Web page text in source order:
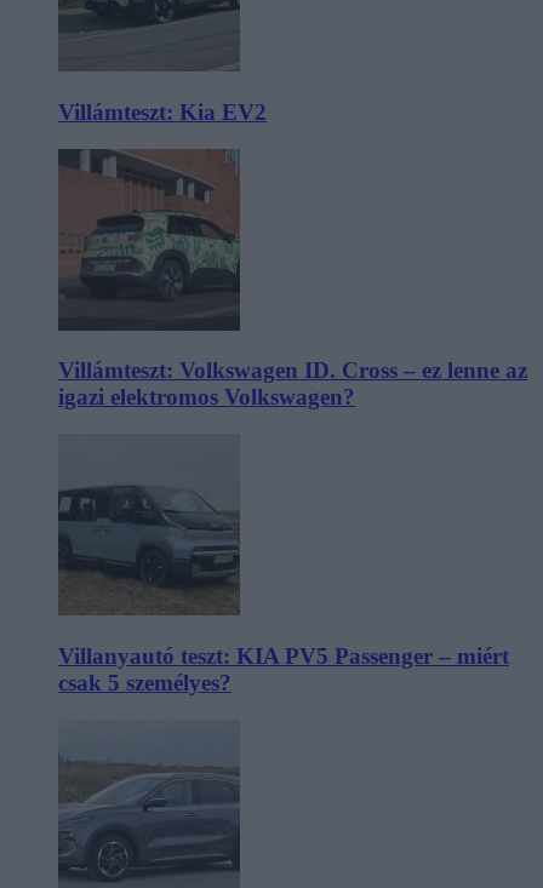
Villámteszt: Kia EV2
Villámteszt: Volkswagen ID. Cross – ez lenne az
igazi elektromos Volkswagen?
Villanyautó teszt: KIA PV5 Passenger – miért
csak 5 személyes?